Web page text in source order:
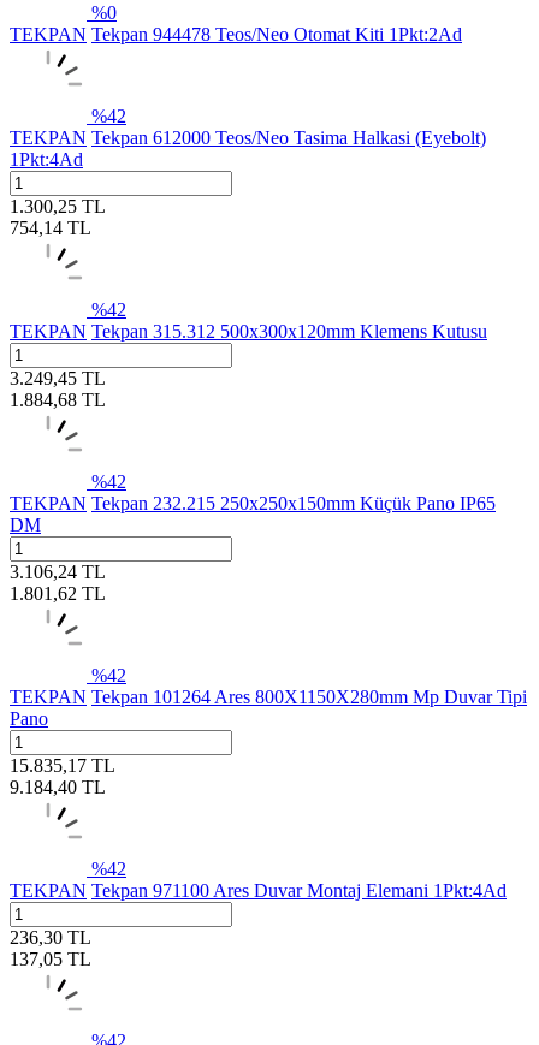
%0
TEKPAN Tekpan 944478 Teos/Neo Otomat Kiti 1Pkt:2Ad
%42
TEKPAN Tekpan 612000 Teos/Neo Tasima Halkasi (Eyebolt)
1Pkt:4Ad
1.300,25 TL
754,14 TL
%42
TEKPAN Tekpan 315.312 500x300x120mm Klemens Kutusu
3.249,45 TL
1.884,68 TL
%42
TEKPAN Tekpan 232.215 250x250x150mm Küçük Pano IP65
DM
3.106,24 TL
1.801,62 TL
%42
TEKPAN Tekpan 101264 Ares 800X1150X280mm Mp Duvar Tipi
Pano
15.835,17 TL
9.184,40 TL
%42
TEKPAN Tekpan 971100 Ares Duvar Montaj Elemani 1Pkt:4Ad
236,30 TL
137,05 TL
%42